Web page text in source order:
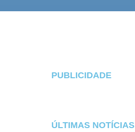
PUBLICIDADE
ÚLTIMAS NOTÍCIAS